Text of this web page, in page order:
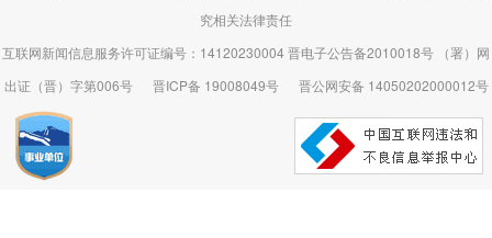
究相关法律责任
互联网新闻信息服务许可证编号：14120230004 晋电子公告备2010018号 （署）网
出证（晋）字第006号
晋ICP备 19008049号 晋公网安备 14050202000012号